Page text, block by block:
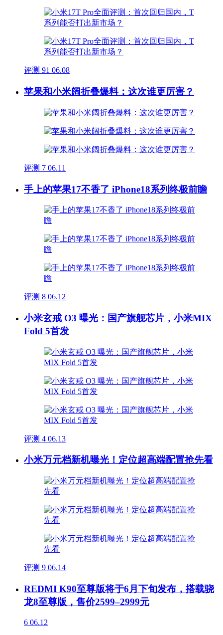
评测 91 06.08
苹果和小米阔折叠爆料：这次谁更厉害？
评测 7 06.11
手上的苹果17不香了 iPhone18系列终极前瞻
评测 8 06.12
小米玄戒 O3 曝光：国产旗舰芯片，小米MIX
Fold 5首发
评测 4 06.13
小米万元档新机曝光！定位超高端配置抢先看
评测 9 06.14
REDMI K90至尊版将于6月下旬发布，搭载骁
龙8至尊版，售价2599–2999元
6 06.12